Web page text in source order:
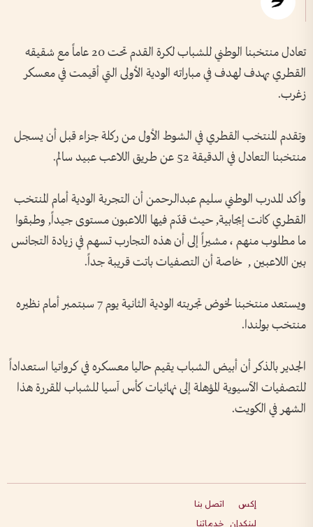
تعادل منتخبنا الوطني للشباب لكرة القدم تحت 20 عاماً مع شقيقه
القطري بهدف لهدف في مباراته الودية الأولى التي أقيمت في معسكر
زغرب.
وتقدم المنتخب القطري في الشوط الأول من ركلة جزاء قبل أن يسجل
منتخبنا التعادل في الدقيقة 52 عن طريق اللاعب عبيد سالم.
وأكد المدرب الوطني سليم عبدالرحمن أن التجربة الودية أمام المنتخب
القطري كانت إيجابية, حيث قدّم فيها اللاعبون مستوى جيداً, وطبقوا
ما مطلوب منهم ، مشيراً إلى أن هذه التجارب تسهم في زيادة التجانس
بين اللاعبين , خاصة أن التصفيات باتت قريبة جداً.
ويستعد منتخبنا لخوض تجربته الودية الثانية يوم 7 سبتمبر أمام نظيره
منتخب بولندا.
الجدير بالذكر أن أبيض الشباب يقيم حاليا معسكره في كرواتيا استعداداً
للتصفيات الآسيوية المؤهلة إلى نهائيات كأس آسيا للشباب المقررة هذا
الشهر في الكويت.
إكس
لينكدإن
اتصل بنا
خدماتنا